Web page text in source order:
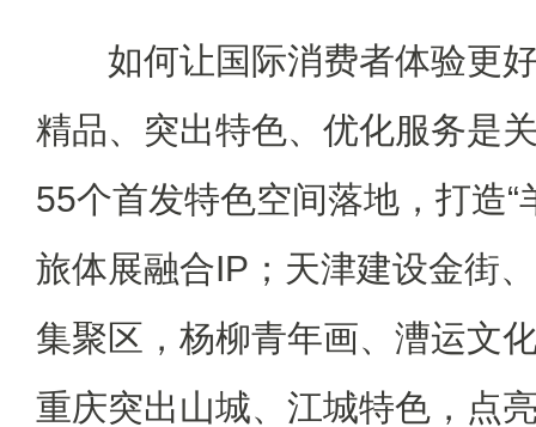
如何让国际消费者体验更好
精品、突出特色、优化服务是
55个首发特色空间落地，打造“
旅体展融合IP；天津建设金街
集聚区，杨柳青年画、漕运文
重庆突出山城、江城特色，点